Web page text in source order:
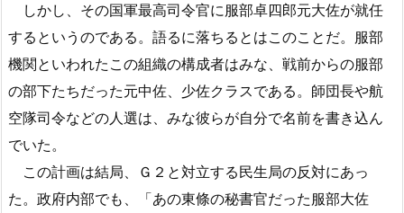
しかし、その国軍最高司令官に服部卓四郎元大佐が就任
するというのである。語るに落ちるとはこのことだ。服部
機関といわれたこの組織の構成者はみな、戦前からの服部
の部下たちだった元中佐、少佐クラスである。師団長や航
空隊司令などの人選は、みな彼らが自分で名前を書き込ん
でいた。
この計画は結局、Ｇ２と対立する民生局の反対にあっ
た。政府内部でも、「あの東條の秘書官だった服部大佐